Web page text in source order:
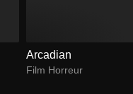
Arcadian
Film Horreur